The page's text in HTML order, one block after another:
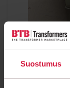
Suostumus